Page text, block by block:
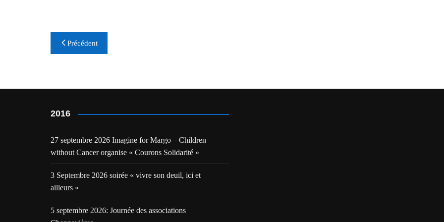
Navigation
de
Précédent
2016
27 septembre 2026 Imagine for Margo – Children
without Cancer organise « Courons Solidarité »
3 Septembre 2026 soirée « vivre son deuil, ici et
ailleurs »
5 septembre 2026: Journée des associations